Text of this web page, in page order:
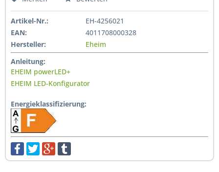
Artikel-Nr.:
EH-4256021
EAN:
4011708000328
Hersteller:
Eheim
Anleitung:
EHEIM powerLED+
EHEIM LED-Konfigurator
Energieklassifizierung: